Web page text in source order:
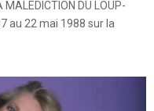
DU LOUP-
au 22 mai 1988 sur la